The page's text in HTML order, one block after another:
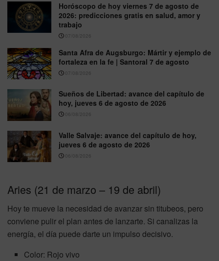
Horóscopo de hoy viernes 7 de agosto de
2026: predicciones gratis en salud, amor y
trabajo
07/08/2026
Santa Afra de Augsburgo: Mártir y ejemplo de
fortaleza en la fe | Santoral 7 de agosto
07/08/2026
Sueños de Libertad: avance del capítulo de
hoy, jueves 6 de agosto de 2026
06/08/2026
Valle Salvaje: avance del capítulo de hoy,
jueves 6 de agosto de 2026
06/08/2026
Aries (21 de marzo – 19 de abril)
Hoy te mueve la necesidad de avanzar sin titubeos, pero
conviene pulir el plan antes de lanzarte. Si canalizas la
energía, el día puede darte un impulso decisivo.
Color: Rojo vivo